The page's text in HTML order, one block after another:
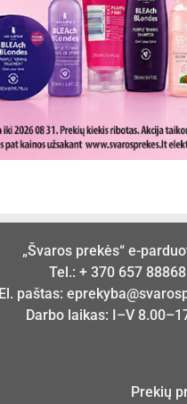
„Švaros prekės“ e-
Tel.: + 370 657 88868
El. paštas:
Darbo laikas: I–V
Prekių